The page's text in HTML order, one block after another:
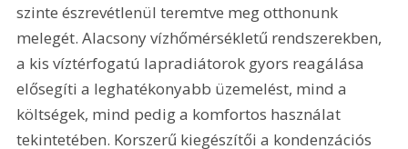
szinte észrevétlenül teremtve meg otthonunk
melegét. Alacsony vízhőmérsékletű rendszerekben,
a kis víztérfogatú lapradiátorok gyors reagálása
elősegíti a leghatékonyabb üzemelést, mind a
költségek, mind pedig a komfortos használat
tekintetében. Korszerű kiegészítői a kondenzációs